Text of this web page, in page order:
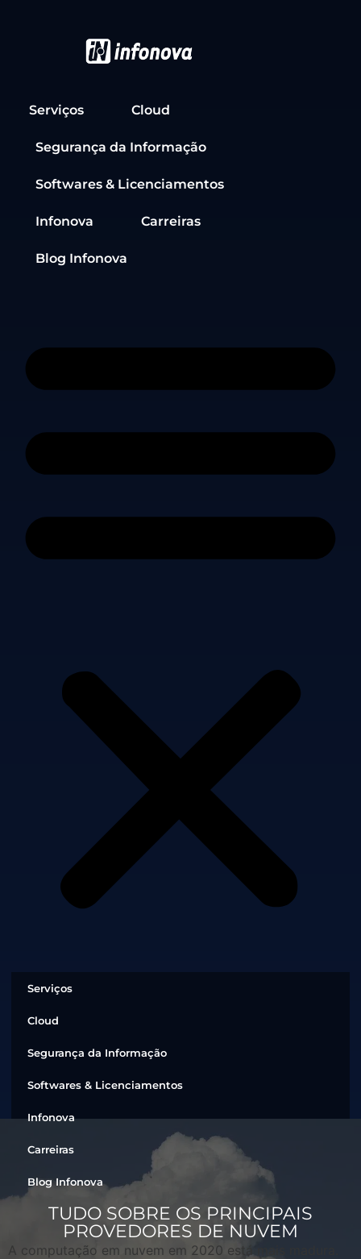
Serviços Cloud
Segurança da Informação
Softwares & Licenciamentos
Infonova Carreiras
Blog Infonova
Serviços
Cloud
Segurança da Informação
Softwares & Licenciamentos
Infonova
Carreiras
Blog Infonova
TUDO SOBRE OS PRINCIPAIS
PROVEDORES DE NUVEM
A computação em nuvem em 2020 está mais madura.